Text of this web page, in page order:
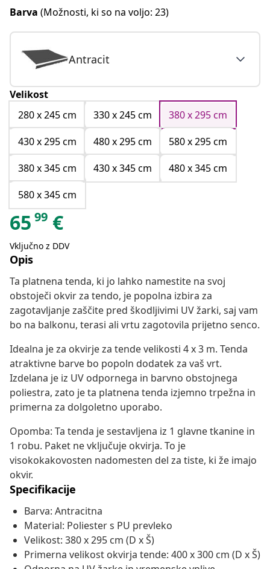
Barva (Možnosti, ki so na voljo: 23)
Antracit
Velikost
280 x 245 cm
330 x 245 cm
380 x 295 cm
430 x 295 cm
480 x 295 cm
580 x 295 cm
380 x 345 cm
430 x 345 cm
480 x 345 cm
580 x 345 cm
65 99 €
Vključno z DDV
Opis
Ta platnena tenda, ki jo lahko namestite na svoj
obstoječi okvir za tendo, je popolna izbira za
zagotavljanje zaščite pred škodljivimi UV žarki, saj vam
bo na balkonu, terasi ali vrtu zagotovila prijetno senco.
Idealna je za okvirje za tende velikosti 4 x 3 m. Tenda
atraktivne barve bo popoln dodatek za vaš vrt.
Izdelana je iz UV odpornega in barvno obstojnega
poliestra, zato je ta platnena tenda izjemno trpežna in
primerna za dolgoletno uporabo.
Opomba: Ta tenda je sestavljena iz 1 glavne tkanine in
1 robu. Paket ne vključuje okvirja. To je
visokokakovosten nadomesten del za tiste, ki že imajo
okvir.
Specifikacije
Barva: Antracitna
Material: Poliester s PU prevleko
Velikost: 380 x 295 cm (D x Š)
Primerna velikost okvirja tende: 400 x 300 cm (D x Š)